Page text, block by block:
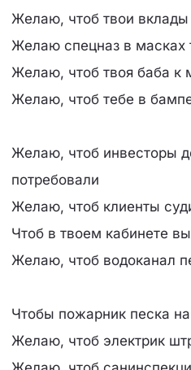
Желаю, чтоб твои
Желаю спецназ в масках
Желаю, чтоб твоя баба к
Желаю, чтоб тебе в
Желаю, чтоб инвесторы
потребовали
Желаю, чтоб клиенты
Чтоб в твоем кабинете
Желаю, чтоб водоканал
Чтобы пожарник песка
Желаю, чтоб электрик